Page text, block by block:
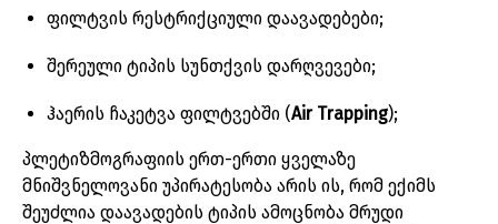
ფილტვის რესტრიქციული დაავადებები;
შერეული ტიპის სუნთქვის დარღვევები;
ჰაერის ჩაკეტვა ფილტვებში (Air Trapping);
პლეტიზმოგრაფიის ერთ-ერთი ყველაზე
მნიშვნელოვანი უპირატესობა არის ის, რომ ექიმს
შეუძლია დაავადების ტიპის ამოცნობა მრუდი